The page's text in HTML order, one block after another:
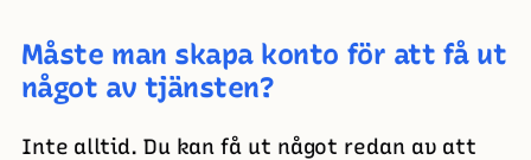
Måste man skapa konto för att få ut
något av tjänsten?
Inte alltid. Du kan få ut något redan av att